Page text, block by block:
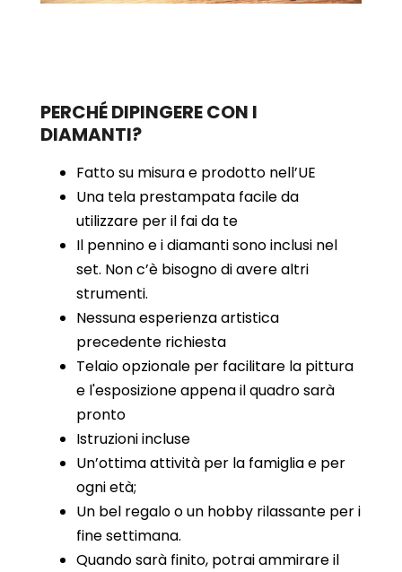
PERCHÉ DIPINGERE CON I
DIAMANTI?
Fatto su misura e prodotto nell’UE
Una tela prestampata facile da
utilizzare per il fai da te
Il pennino e i diamanti sono inclusi nel
set. Non c’è bisogno di avere altri
strumenti.
Nessuna esperienza artistica
precedente richiesta
Telaio opzionale per facilitare la pittura
e l'esposizione appena il quadro sarà
pronto
Istruzioni incluse
Un’ottima attività per la famiglia e per
ogni età;
Un bel regalo o un hobby rilassante per i
fine settimana.
Quando sarà finito, potrai ammirare il